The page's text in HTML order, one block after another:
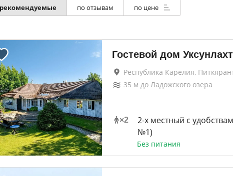
рекомендуемые по отзывам по цене
Гостевой дом
Республика Карелия,
35 м до Ладожского озера
×2
2-х местный с
№1)
Без питания